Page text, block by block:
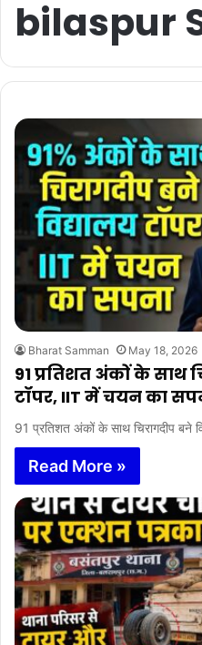
bilaspur
Bharat Samman May 18, 2026
91 प्रतिशत अंकों के साथ
टॉपर, IIT में चयन का
91 प्रतिशत अंकों के साथ चिरागदीप बने
Read More »